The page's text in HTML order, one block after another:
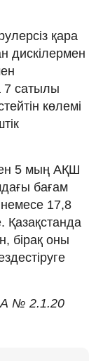
қара
дискілермен
7 сатылы
көлемі
5 мың АҚШ
бағам
17,8
Қазақстанда
бірақ оны
№ 2.1.20